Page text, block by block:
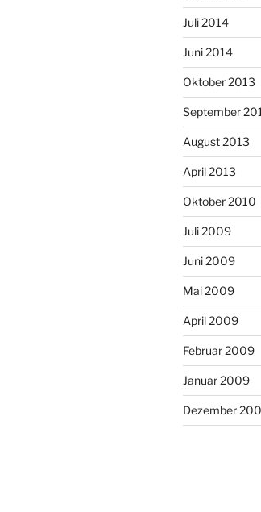
Juli 2014
Juni 2014
Oktober 2013
September
August 2013
April 2013
Oktober 2010
Juli 2009
Juni 2009
Mai 2009
April 2009
Februar 2009
Januar 2009
Dezember